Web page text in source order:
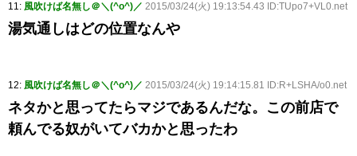
11: 風吹けば名無し＠＼(^o^)／ 2015/03/24(火) 19:13:54.43 ID:TUpo7+VL0.net
湯気通しはどの位置なんや
12: 風吹けば名無し＠＼(^o^)／ 2015/03/24(火) 19:14:15.81 ID:R+LSHA/o0.net
ネタかと思ってたらマジであるんだな。この前店で
頼んでる奴がいてバカかと思ったわ